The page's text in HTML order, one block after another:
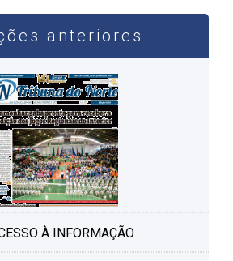
anteriores
À INFORMAÇÃO